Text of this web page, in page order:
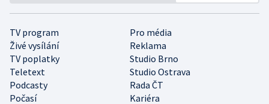
TV program
Pro média
Živé vysílání
Reklama
TV poplatky
Studio Brno
Teletext
Studio Ostrava
Podcasty
Rada ČT
Počasí
Kariéra